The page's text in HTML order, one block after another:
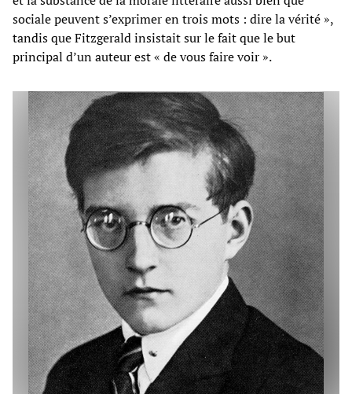
sociale peuvent s’exprimer en trois mots : dire la vérité »,
tandis que Fitzgerald insistait sur le fait que le but
principal d’un auteur est « de vous faire voir ».